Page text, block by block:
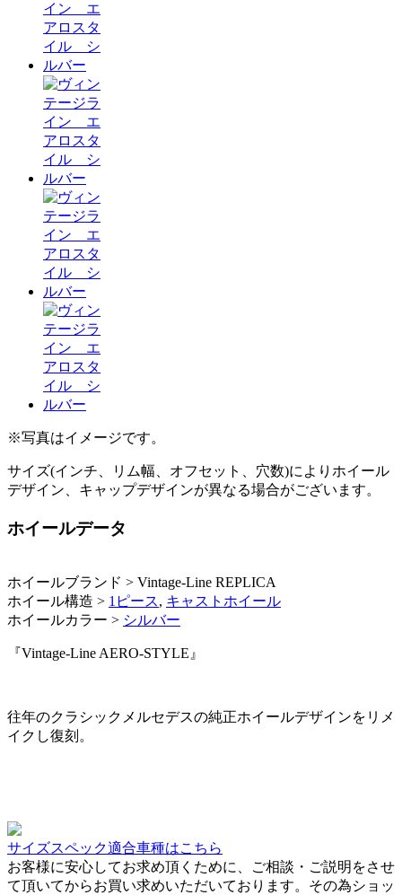
※写真はイメージです。
サイズ(インチ、リム幅、オフセット、穴数)によりホイール
デザイン、キャップデザインが異なる場合がございます。
ホイールデータ
ホイールブランド > Vintage-Line REPLICA
ホイール構造 > 1ピース, キャストホイール
ホイールカラー > シルバー
『Vintage-Line AERO-STYLE』
往年のクラシックメルセデスの純正ホイールデザインをリメ
イクし復刻。
サイズスペック適合車種はこちら
お客様に安心してお求め頂くために、ご相談・ご説明をさせ
て頂いてからお買い求めいただいております。その為ショッ